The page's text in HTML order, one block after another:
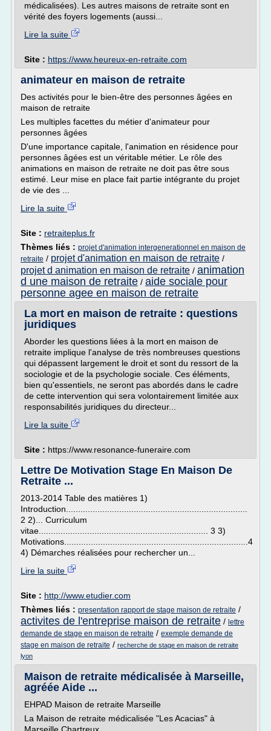
médicalisées). Les autres maisons de retraite sont en
vérité des foyers logements (aussi...
Lire la suite
Site : https://www.heureux-en-retraite.com
animateur en maison de retraite
Des activités pour le bien-être des personnes âgées en
maison de retraite
Les multiples facettes du métier d'animateur pour
personnes âgées
D'une importance capitale, l'animation en résidence pour
personnes âgées est un véritable métier. Le rôle des
animations en maison de retraite ne doit pas être sous
estimé. Leur mise en place fait partie intégrante du projet
de vie des ...
Lire la suite
Site : retraiteplus.fr
Thèmes liés : projet d'animation intergenerationnel en maison de
retraite / projet d'animation en maison de retraite /
projet d animation en maison de retraite / animation
d une maison de retraite / aide sociale pour
personne agee en maison de retraite
La mort en maison de retraite : questions
juridiques
Aborder les questions liées à la mort en maison de
retraite implique l'analyse de très nombreuses questions
qui dépassent largement le droit et sont du ressort de la
sociologie et de la psychologie sociale. Ces éléments,
bien qu'essentiels, ne seront pas abordés dans le cadre
de cette intervention qui sera volontairement limitée aux
responsabilités juridiques du directeur...
Lire la suite
Site : https://www.resonance-funeraire.com
Lettre De Motivation Stage En Maison De
Retraite ...
2013-2014 Table des matières 1)
Introduction...........................................................................
2 2)... Curriculum
vitae...................................................................... 3 3)
Motivations............................................................................4
4) Démarches réalisées pour rechercher un...
Lire la suite
Site : http://www.etudier.com
Thèmes liés : presentation rapport de stage maison de retraite /
activites de l'entreprise maison de retraite / lettre
demande de stage en maison de retraite / exemple demande de
stage en maison de retraite / recherche de stage en maison de retraite
lyon
Maison de retraite médicalisée à Marseille,
agréée Aide ...
EHPAD Maison de retraite Marseille
La Maison de retraite médicalisée "Les Acacias" à